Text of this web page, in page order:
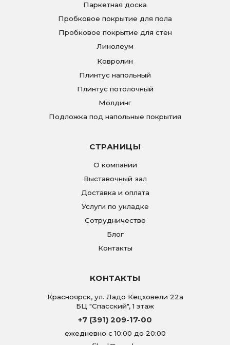
Паркетная доска
Пробковое покрытие для пола
Пробковое покрытие для стен
Линолеум
Ковролин
Плинтус напольный
Плинтус потолочный
Молдинг
Подложка под напольные покрытия
СТРАНИЦЫ
О компании
Выставочный зал
Доставка и оплата
Услуги по укладке
Сотрудничество
Блог
Контакты
КОНТАКТЫ
Красноярск, ул. Ладо Кецховели 22а
БЦ "Спасский", 1 этаж
+7 (391) 209-17-00
ежедневно с 10:00 до 20:00